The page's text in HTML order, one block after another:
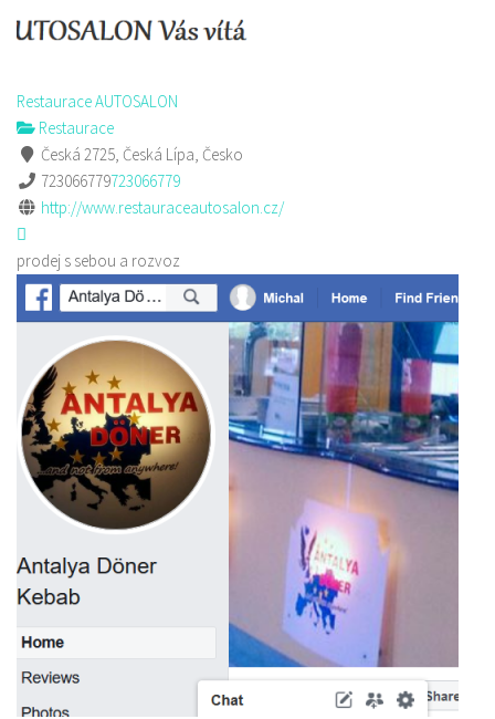
Restaurace AUTOSALON
Restaurace
Česká 2725, Česká Lípa, Česko
723066779723066779
http://www.restauraceautosalon.cz/
prodej s sebou a rozvoz